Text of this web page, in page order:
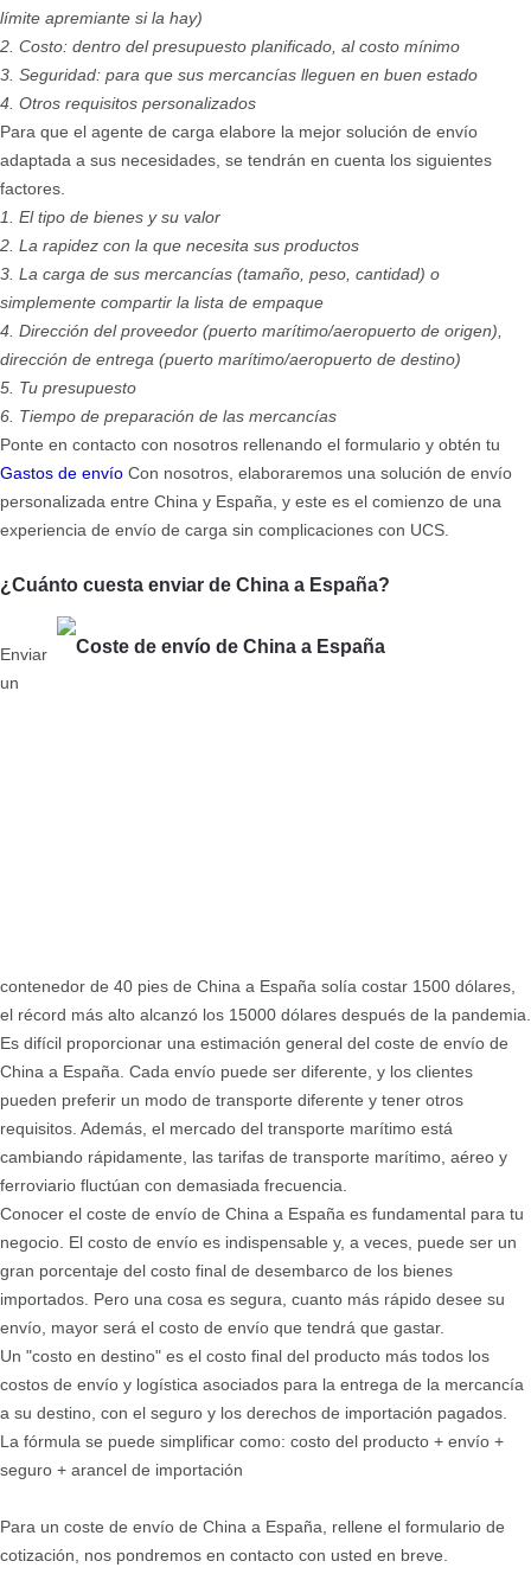
límite apremiante si la hay)
2. Costo: dentro del presupuesto planificado, al costo mínimo
3. Seguridad: para que sus mercancías lleguen en buen estado
4. Otros requisitos personalizados
Para que el agente de carga elabore la mejor solución de envío
adaptada a sus necesidades, se tendrán en cuenta los siguientes
factores.
1. El tipo de bienes y su valor
2. La rapidez con la que necesita sus productos
3. La carga de sus mercancías (tamaño, peso, cantidad) o
simplemente compartir la lista de empaque
4. Dirección del proveedor (puerto marítimo/aeropuerto de origen),
dirección de entrega (puerto marítimo/aeropuerto de destino)
5. Tu presupuesto
6. Tiempo de preparación de las mercancías
Ponte en contacto con nosotros rellenando el formulario y obtén tu
Gastos de envío Con nosotros, elaboraremos una solución de envío
personalizada entre China y España, y este es el comienzo de una
experiencia de envío de carga sin complicaciones con UCS.
¿Cuánto cuesta enviar de China a España?
Enviar
un
contenedor de 40 pies de China a España solía costar 1500 dólares,
el récord más alto alcanzó los 15000 dólares después de la pandemia.
Es difícil proporcionar una estimación general del coste de envío de
China a España. Cada envío puede ser diferente, y los clientes
pueden preferir un modo de transporte diferente y tener otros
requisitos. Además, el mercado del transporte marítimo está
cambiando rápidamente, las tarifas de transporte marítimo, aéreo y
ferroviario fluctúan con demasiada frecuencia.
Conocer el coste de envío de China a España es fundamental para tu
negocio. El costo de envío es indispensable y, a veces, puede ser un
gran porcentaje del costo final de desembarco de los bienes
importados. Pero una cosa es segura, cuanto más rápido desee su
envío, mayor será el costo de envío que tendrá que gastar.
Un "costo en destino" es el costo final del producto más todos los
costos de envío y logística asociados para la entrega de la mercancía
a su destino, con el seguro y los derechos de importación pagados.
La fórmula se puede simplificar como: costo del producto + envío +
seguro + arancel de importación
Para un coste de envío de China a España, rellene el formulario de
cotización, nos pondremos en contacto con usted en breve.